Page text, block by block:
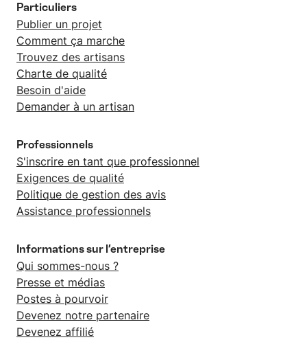
Particuliers
Publier un projet
Comment ça marche
Trouvez des artisans
Charte de qualité
Besoin d'aide
Demander à un artisan
Professionnels
S'inscrire en tant que professionnel
Exigences de qualité
Politique de gestion des avis
Assistance professionnels
Informations sur l’entreprise
Qui sommes-nous ?
Presse et médias
Postes à pourvoir
Devenez notre partenaire
Devenez affilié